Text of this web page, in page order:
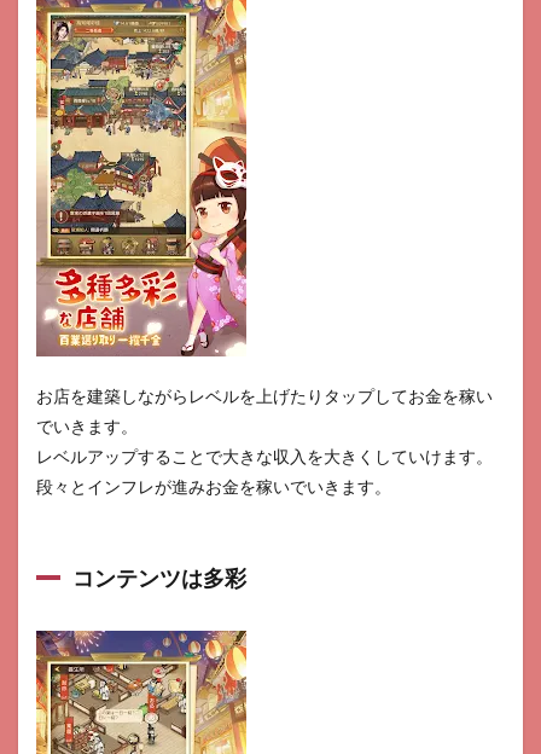
お店を建築しながらレベルを上げたりタップしてお金を稼い
でいきます。
レベルアップすることで大きな収入を大きくしていけます。
段々とインフレが進みお金を稼いでいきます。
コンテンツは多彩